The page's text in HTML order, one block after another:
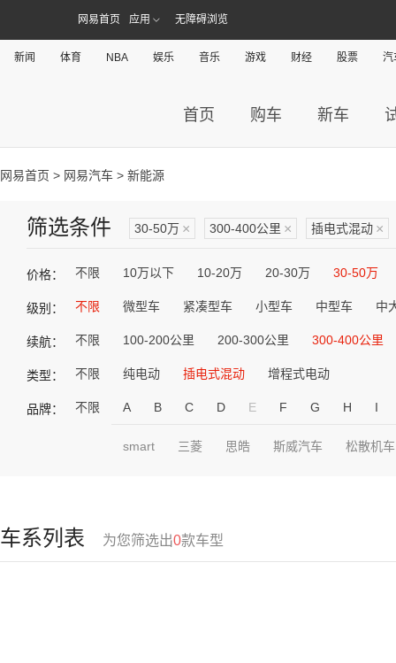
网易首页 应用 无障碍浏览
新闻 体育 NBA 娱乐 音乐 游戏 财经 股票 汽
首页 购车 新车
网易首页 > 网易汽车 > 新能源
筛选条件 30-50万 × 300-400公里 × 插电式混动 ×
价格： 不限 10万以下 10-20万 20-30万 30-50万
级别： 不限 微型车 紧凑型车 小型车 中型车 中
续航： 不限 100-200公里 200-300公里 300-400公里
类型： 不限 纯电动 插电式混动 增程式电动
品牌： 不限 A B C D E F G H I
smart 三菱 思皓 斯威汽车 松散机车
车系列表 为您筛选出0款车型